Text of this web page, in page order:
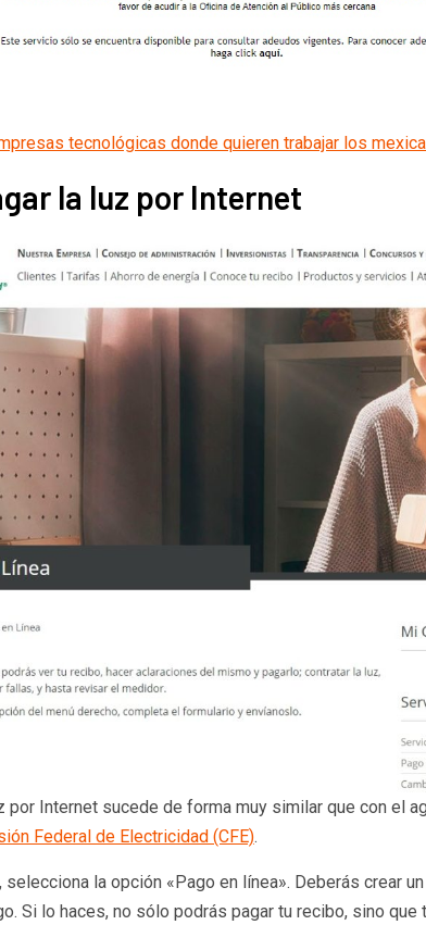
tecnológicas donde quieren trabajar los
la luz por Internet
por Internet sucede de forma muy similar que con el
Federal de Electricidad (CFE).
la opción «Pago en línea». Deberás crear
Si lo haces, no sólo podrás pagar tu recibo, sino que